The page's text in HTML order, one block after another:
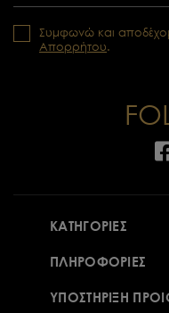
Συμφωνώ και
Απορρήτου.
ΚΑΤΗΓΟΡΙΕΣ
ΠΛΗΡΟΦΟΡΙΕΣ
ΥΠΟΣΤΗΡΙΞΗ